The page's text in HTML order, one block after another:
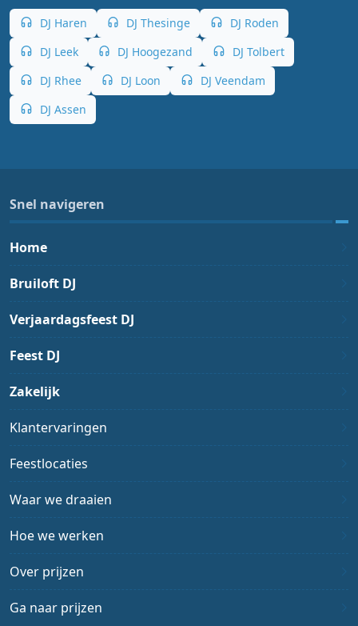
DJ Haren DJ Thesinge
DJ Roden
DJ Leek
DJ Hoogezand
DJ Tolbert
DJ Rhee
DJ Loon
DJ Veendam
DJ Assen
Snel navigeren
Home
Bruiloft DJ
Verjaardagsfeest DJ
Feest DJ
Zakelijk
Klantervaringen
Feestlocaties
Waar we draaien
Hoe we werken
Over prijzen
Ga naar prijzen